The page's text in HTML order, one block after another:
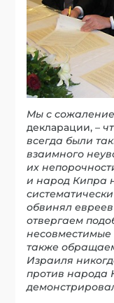
Мы с
декларации, –
всегда были
взаимного
их
и народ Кипра
обвинял
отвергаем
также
Израиля
против народа